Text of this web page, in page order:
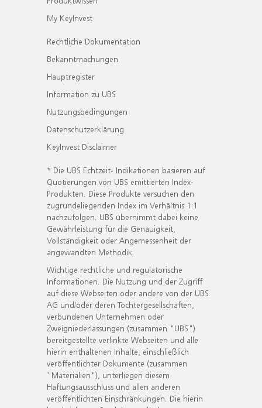
My KeyInvest
Rechtliche Dokumentation
Bekanntmachungen
Hauptregister
Information zu UBS
Nutzungsbedingungen
Datenschutzerklärung
KeyInvest Disclaimer
* Die UBS Echtzeit- Indikationen basieren auf
Quotierungen von UBS emittierten Index-
Produkten. Diese Produkte versuchen den
zugrundeliegenden Index im Verhältnis 1:1
nachzufolgen. UBS übernimmt dabei keine
Gewährleistung für die Genauigkeit,
Vollständigkeit oder Angemessenheit der
angewandten Methodik.
Wichtige rechtliche und regulatorische
Informationen. Die Nutzung und der Zugriff
auf diese Webseiten oder andere von der UBS
AG und/oder deren Tochtergesellschaften,
verbundenen Unternehmen oder
Zweigniederlassungen (zusammen "UBS")
bereitgestellte verlinkte Webseiten und alle
hierin enthaltenen Inhalte, einschließlich
veröffentlichter Dokumente (zusammen
"Materialien"), unterliegen diesem
Haftungsausschluss und allen anderen
veröffentlichten Einschränkungen. Die hierin